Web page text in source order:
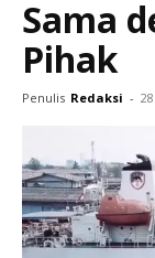
Sama
Pihak
Penulis Redaksi -